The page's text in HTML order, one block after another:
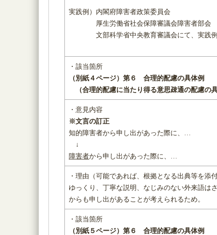
実践例）内閣府障害者政策委員会
厚生労働省社会保障審議会障害者部会
文部科学省中央教育審議会にて、実践例
・該当箇所
（別紙４ページ） 第６ 合理的配慮の具体例
（合理的配慮に当たり得る意思疎通の配慮の
・意見内容
※文言の訂正
知的障害者から申し出があった際に、…
↓
障害者から申し出があった際に、…
・理由（可能であれば、根拠となる出典等を添
ゆっくり、丁寧な説明、なじみのない外来語は
からも申し出があることが考えられるため。
・該当箇所
（別紙５ページ） 第６ 合理的配慮の具体例